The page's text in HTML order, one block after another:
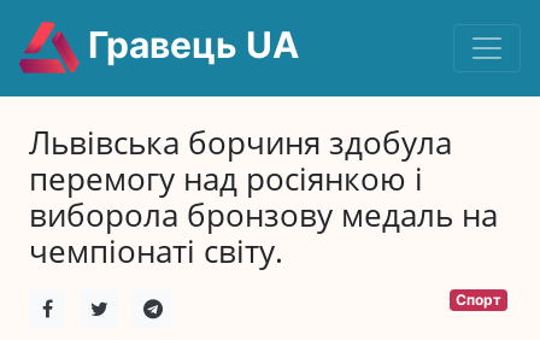
Гравець UA
Львівська борчиня здобула
перемогу над росіянкою і
виборола бронзову медаль на
чемпіонаті світу.
Спорт